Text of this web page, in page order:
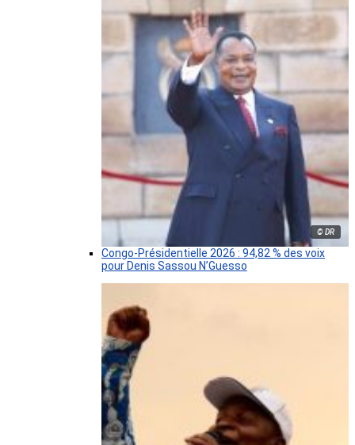
© DR
Congo-Présidentielle 2026 : 94,82 % des voix
pour Denis Sassou N’Guesso